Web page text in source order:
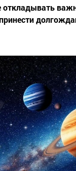
откладывать